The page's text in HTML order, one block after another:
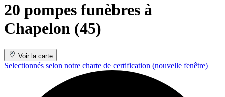
20 pompes funèbres à
Chapelon (45)
Voir la carte
Selectionnés selon notre charte de certification (nouvelle fenêtre)